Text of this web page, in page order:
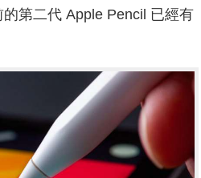
第二代 Apple Pencil 已經有